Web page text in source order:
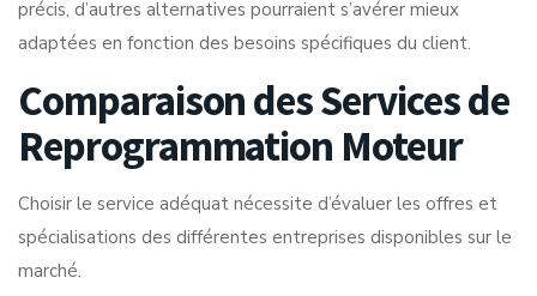
précis, d’autres alternatives pourraient s’avérer mieux
adaptées en fonction des besoins spécifiques du client.
Comparaison des Services de
Reprogrammation Moteur
Choisir le service adéquat nécessite d’évaluer les offres et
spécialisations des différentes entreprises disponibles sur le
marché.